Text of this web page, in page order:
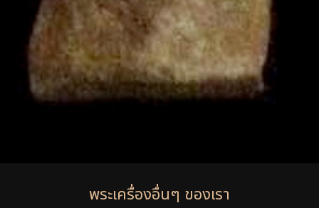
พระเครื่องอื่นๆ ของเรา